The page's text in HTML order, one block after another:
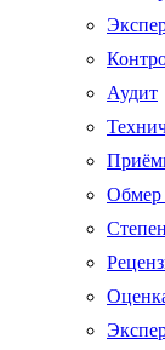
Аудит
Обмер